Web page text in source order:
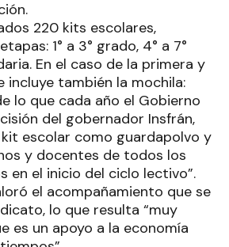
220 kits escolares,
1° a 3° grado, 4° a 7°
En el caso de la primera y
incluye también la mochila:
lo que cada año el Gobierno
del gobernador Insfrán,
escolar como guardapolvo y
y docentes de todos los
en el inicio del ciclo lectivo”.
el acompañamiento que se
lo que resulta “muy
es un apoyo a la economía